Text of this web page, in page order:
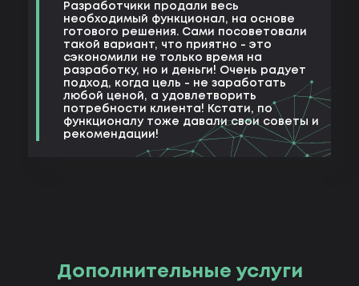
Разработчики продали весь
необходимый функционал, на основе
готового решения. Сами посоветовали
такой вариант, что приятно - это
сэкономили не только время на
разработку, но и деньги! Очень радует
подход, когда цель - не заработать
любой ценой, а удовлетворить
потребности клиента! Кстати, по
функционалу тоже давали свои советы и
рекомендации!
Дополнительные услуги